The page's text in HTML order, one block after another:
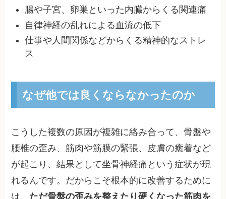
腸や子宮、卵巣といった内臓からくる関連痛
自律神経の乱れによる血流の低下
仕事や人間関係などからくる精神的なストレ
ス
なぜ他では良くならなかったのか
こうした複数の原因が複雑に絡み合って、骨盤や
腰椎の歪み、筋肉や筋膜の緊張、皮膚の癒着など
が起こり、結果として坐骨神経痛という症状が現
れるんです。だからこそ根本的に改善するために
は、 ただ骨盤の歪みを整えたり硬くなった筋肉を